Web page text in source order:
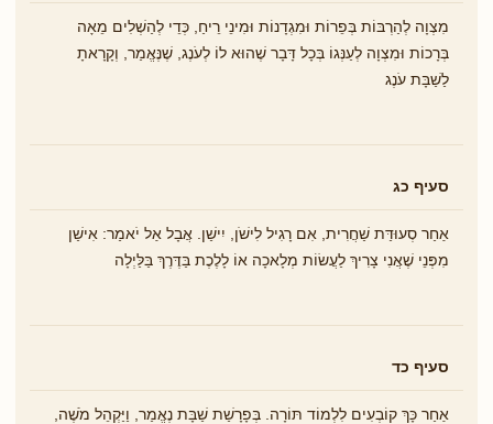
מִצְוָה לְהַרְבּוֹת בְּפֵרוֹת וּמִגְדָנוֹת וּמִינֵי רֵיחַ, כְּדֵי לְהַשְׁלִים מֵאָה
בְּרָכוֹת וּמִצְוָה לְעַנְּגוֹ בְּכָל דָּבָר שֶׁהוּא לוֹ לְעֹנֶג, שֶׁנֶּאֱמַר, וְקָרָאתָ
לַשַׁבָּת עֹנֶג
סעיף כג
אַחַר סְעוּדַּת שַׁחֲרִית, אִם רָגִיל לִישֹׁן, יִישַׁן. אֲבָל אַל יֹאמַר: אִישַׁן
מִפְּנֵי שֶׁאֲנִי צָרִיךְ לַעֲשׂוֹת מְלָאכָה אוֹ לָלֶכֶת בַּדֶּרֶךְ בַּלַּיְלָה
סעיף כד
אַחַר כָּךְ קוֹבְעִים לִלְמוֹד תּוֹרָה. בְּפָרָשַׁת שַׁבָּת נֶאֱמַר, וַיַּקְהֵל מֹשֶׁה,